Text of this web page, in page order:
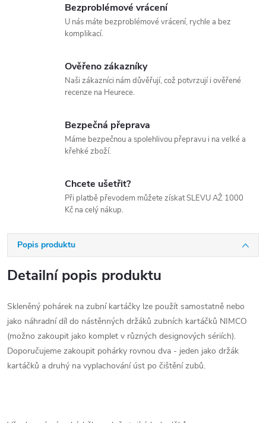
Bezproblémové vrácení
U nás máte bezproblémové vrácení, rychle a bez
komplikací.
Ověřeno zákazníky
Naši zákazníci nám důvěřují, což potvrzují i ověřené
recenze na Heurece.
Bezpečná přeprava
Máme bezpečnou a spolehlivou přepravu i na velké a
křehké zboží.
Chcete ušetřit?
Při platbě převodem můžete získat SLEVU AŽ 1000
Kč na celý nákup.
Popis produktu
Detailní popis produktu
Skleněný pohárek na zubní kartáčky lze použít samostatně nebo
jako náhradní díl do nástěnných držáků zubních kartáčků NIMCO
(možno zakoupit jako komplet v různých designových sériích).
Doporučujeme zakoupit pohárky rovnou dva - jeden jako držák
kartáčků a druhý na vyplachování úst po čištění zubů.